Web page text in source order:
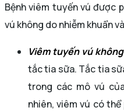
Bệnh viêm tuyến vú được
vú không do nhiễm khuẩn
Viêm tuyến vú
tắc tia sữa. Tắc tia
trong các mô vú
nhiên, viêm vú có